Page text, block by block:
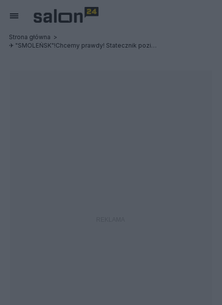
Strona główna
✈ "SMOLEŃSK"!Chcemy prawdy! Statecznik poziomy przyczyną śmierci delegacji?